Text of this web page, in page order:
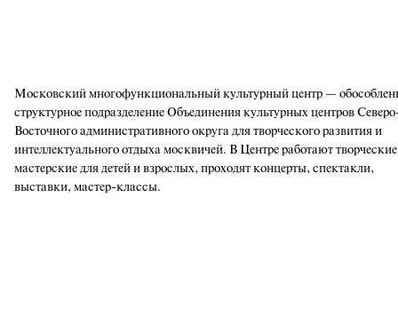
Московский многофункциональный культурный центр —
структурное подразделение Объединения культурных центров
Восточного административного округа для творческого развития и
интеллектуального отдыха москвичей. В Центре работают творческие
мастерские для детей и взрослых, проходят концерты, спектакли,
выставки, мастер-классы.